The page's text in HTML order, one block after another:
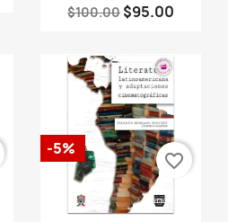
$100.00 $95.00
-5%
favorite_border